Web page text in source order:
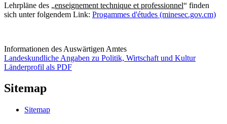
Lehrpläne des „enseignement technique et professionnel“ finden
sich unter folgendem Link: Progammes d'études (minesec.gov.cm)
Informationen des Auswärtigen Amtes
Landeskundliche Angaben zu Politik, Wirtschaft und Kultur
Länderprofil als PDF
Sitemap
Sitemap